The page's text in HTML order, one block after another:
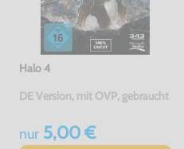
Halo 4
DE Version, mit OVP, gebraucht
nur5,00 €